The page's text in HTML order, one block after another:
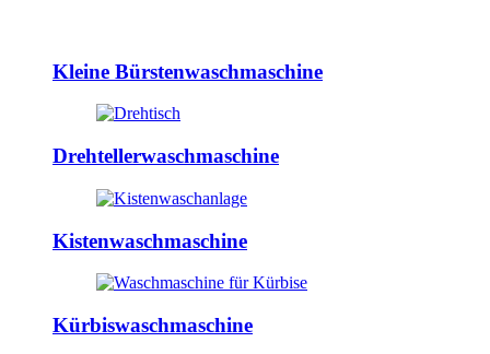
Kleine Bürstenwaschmaschine
Drehtellerwaschmaschine
Kistenwaschmaschine
Kürbiswaschmaschine